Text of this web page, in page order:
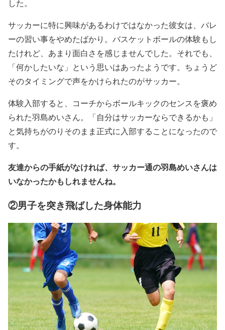
した。
サッカーに特に興味があるわけではなかった彼女は、バレ
ーの習い事をやめたばかり。バスケットボールの体験もし
たけれど、あまり面白さを感じませんでした。それでも、
「何かしたいな」という思いはあったようです。ちょうど
そのタイミングで声をかけられたのがサッカー。
体験入部すると、コーチからボールキックのセンスを褒め
られた羽島めいさん。「自分はサッカーならできるかも」
と気持ちがのりそのまま正式に入部することになったので
す。
友達からの手紙がなければ、サッカー通の羽島めいさんは
いなかったかもしれませんね。
②男子を突き飛ばした身体能力